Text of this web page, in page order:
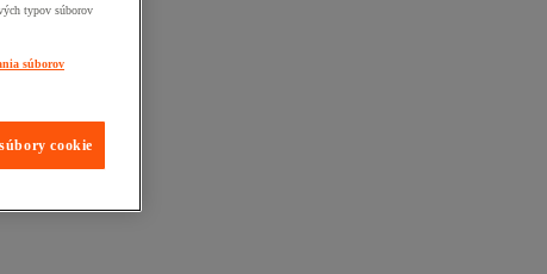
typov súborov
súborov
cookie